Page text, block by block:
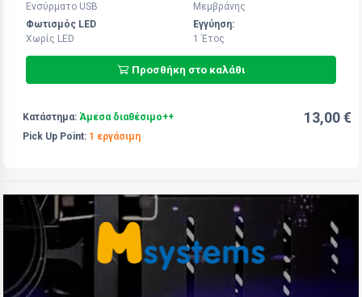
Ενσύρματο USB
Μεμβράνης
Φωτισμός LED
Χωρίς LED
Εγγύηση:
1 Έτoς
Προσθήκη στο καλάθι
Κατάστημα: Άμεσα διαθέσιμο++
Pick Up Point: 1 εργάσιμη
13,00 €